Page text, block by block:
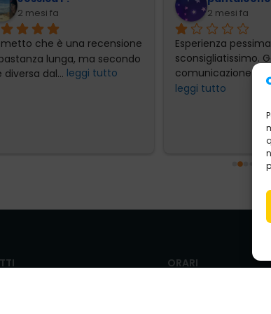
2 mesi fa
che è una recensione
lunga, ma secondo
diversa dal... leggi tutto
2 mesi fa
Esperienza
sconsigliatissimo.
comunicazione
leggi tutto
ORARI